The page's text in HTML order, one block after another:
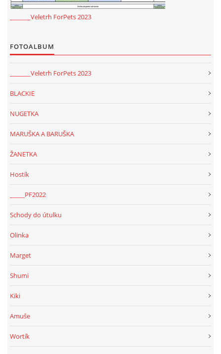
_______Veletrh ForPets 2023
FOTOALBUM
_______Veletrh ForPets 2023
BLACKIE
NUGETKA
MARUŠKA A BARUŠKA
ŽANETKA
Hostík
_____PF2022
Schody do útulku
Olinka
Marget
Shumi
Kiki
Amuše
Wortík